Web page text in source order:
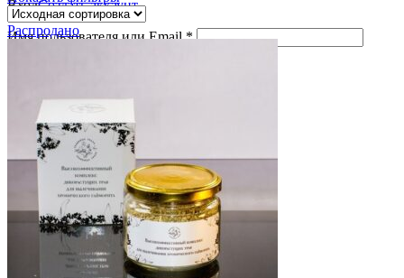
ВходСоздать аккаунт
Имя пользователя или Email*
Войти
Забыли пароль?
Запомнить меня
пунктов / 0.00
руб.
пунктов / 0.00 руб.
Распродано